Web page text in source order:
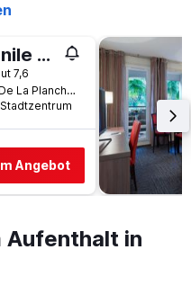
Campanile Geneve - Ferney-Voltaire
7,6
20 Chemin De La Planche, Ferney-Voltaire, Ain, Frankreich
Angebot
Aufenthalt in